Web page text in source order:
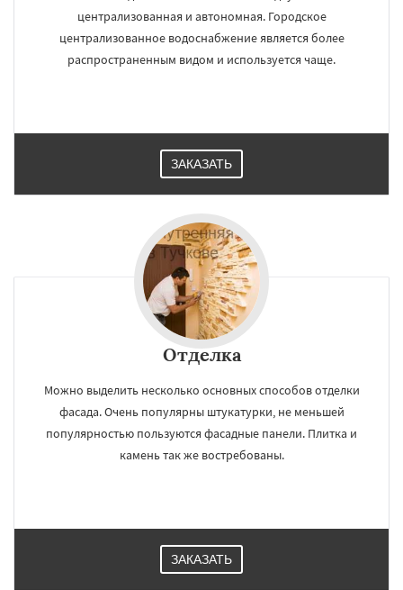
централизованная и автономная. Городское
централизованное водоснабжение является более
распространенным видом и используется чаще.
ЗАКАЗАТЬ
Отделка
Можно выделить несколько основных способов отделки
фасада. Очень популярны штукатурки, не меньшей
популярностью пользуются фасадные панели. Плитка и
камень так же востребованы.
ЗАКАЗАТЬ